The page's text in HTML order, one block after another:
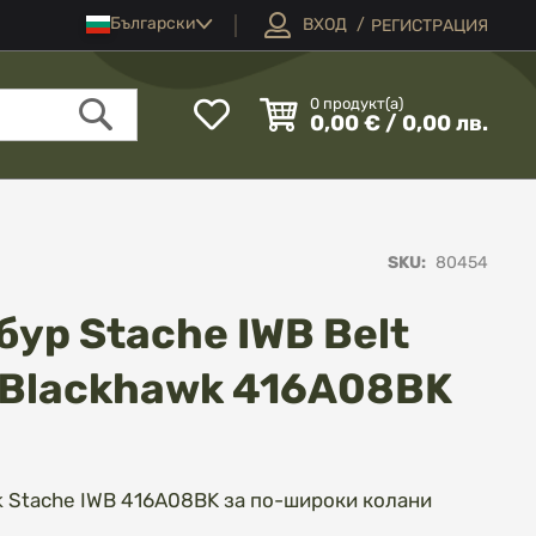
ЕзикБългарски ВХОД РЕГИСТРАЦИЯ
Моят
списък
любими
0 продукт(а)
0,00 € / 0,00 лв.
Търсене
SKU 80454
Stache IWB Belt
416A08BK
IWB 416A08BK за по-широки колани